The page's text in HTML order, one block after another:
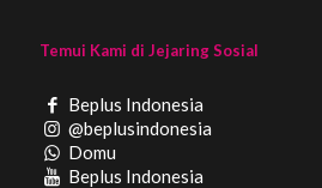
Temui Kami di Jejaring Sosial
Beplus Indonesia
@beplusindonesia
Domu
Beplus Indonesia